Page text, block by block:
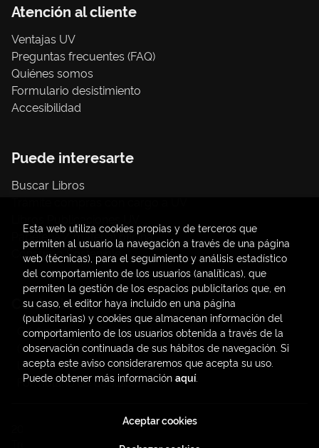
Atención al cliente
Ventajas UV
Preguntas frecuentes (FAQ)
Quiénes somos
Formulario desistimiento
Accesibilidad
Puede interesarte
Buscar Libros
Papelería / material oficina
Consumo Sostenible
Contacto
C/ Amadeo de Saboya, 4
(+34) 963828968
latendauv@fundacio.es
Formulario de contacto
. Todos los Derechos Reservados |
Esta web utiliza cookies propias y de terceros que
permiten al usuario la navegación a través de una página
web (técnicas), para el seguimiento y análisis estadístico
del comportamiento de los usuarios (analíticas), que
permiten la gestión de los espacios publicitarios que, en
su caso, el editor haya incluido en una página
(publicitarias) y cookies que almacenan información del
comportamiento de los usuarios obtenida a través de la
observación continuada de sus hábitos de navegación. Si
acepta este aviso consideraremos que acepta su uso.
Puede obtener más información aquí.
Aceptar cookies